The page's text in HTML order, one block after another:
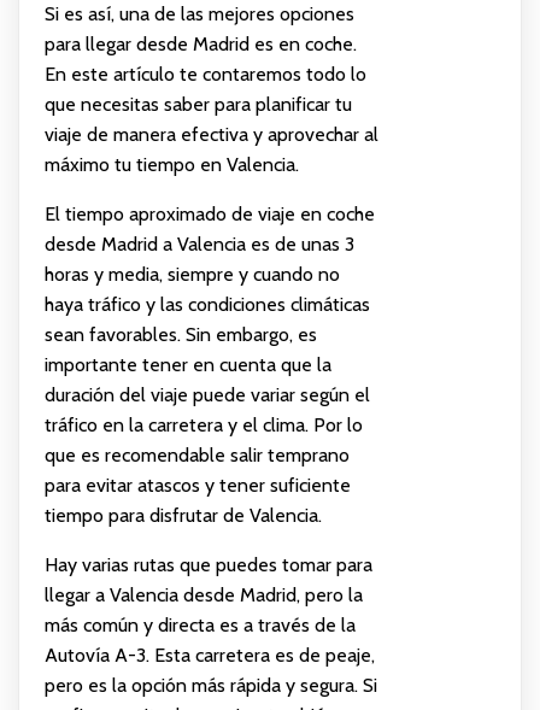
Si es así, una de las mejores opciones
para llegar desde Madrid es en coche.
En este artículo te contaremos todo lo
que necesitas saber para planificar tu
viaje de manera efectiva y aprovechar al
máximo tu tiempo en Valencia.
El tiempo aproximado de viaje en coche
desde Madrid a Valencia es de unas 3
horas y media, siempre y cuando no
haya tráfico y las condiciones climáticas
sean favorables. Sin embargo, es
importante tener en cuenta que la
duración del viaje puede variar según el
tráfico en la carretera y el clima. Por lo
que es recomendable salir temprano
para evitar atascos y tener suficiente
tiempo para disfrutar de Valencia.
Hay varias rutas que puedes tomar para
llegar a Valencia desde Madrid, pero la
más común y directa es a través de la
Autovía A-3. Esta carretera es de peaje,
pero es la opción más rápida y segura. Si